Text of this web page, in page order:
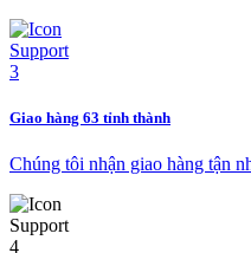
Giao hàng 63 tỉnh thành
Chúng tôi nhận giao hàng tận